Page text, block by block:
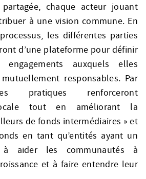
chaque acteur jouant
à une vision commune. En
les différentes parties
d’une plateforme pour définir
auxquels elles
responsables. Par
pratiques renforceront
tout en améliorant la
de fonds intermédiaires » et
en tant qu’entités ayant un
aider les communautés à
et à faire entendre leur